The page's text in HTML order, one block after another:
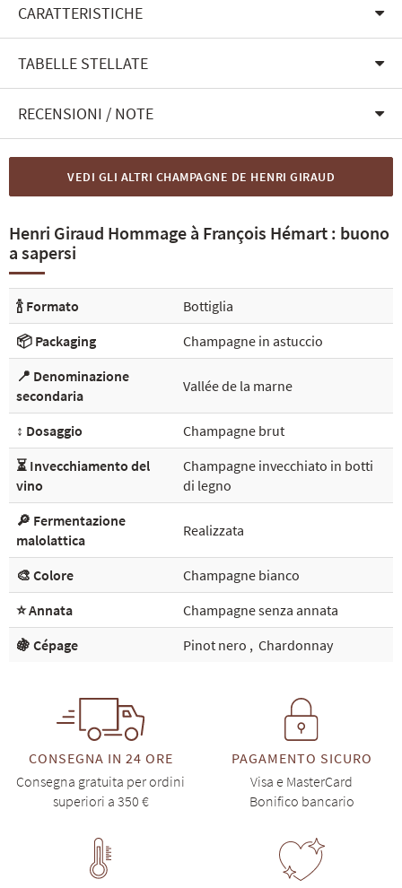
CARATTERISTICHE
TABELLE STELLATE
RECENSIONI / NOTE
VEDI GLI ALTRI CHAMPAGNE DE HENRI GIRAUD
Henri Giraud Hommage à François Hémart : buono
a sapersi
🍾 Formato
Bottiglia
📦 Packaging
Champagne in astuccio
📍 Denominazione
secondaria
Vallée de la marne
↕️ Dosaggio
Champagne brut
⏳ Invecchiamento del
vino
Champagne invecchiato in botti
di legno
🔎 Fermentazione
malolattica
Realizzata
🎨 Colore
Champagne bianco
⭐ Annata
Champagne senza annata
🍇 Cépage
Pinot nero , Chardonnay
CONSEGNA IN 24 ORE
Consegna gratuita per ordini
superiori a 350 €
PAGAMENTO SICURO
Visa e MasterCard
Bonifico bancario